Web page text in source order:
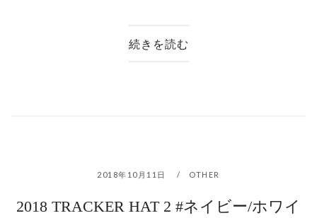
続きを読む
2018年10月11日 OTHER
2018 TRACKER HAT 2 #ネイビー/ホワイ